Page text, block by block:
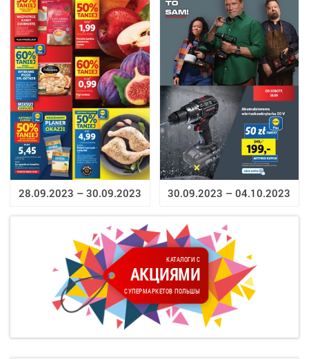
28.09.2023 – 30.09.2023 30.09.2023 – 04.10.2023
КАТАЛОГИ С
АКЦИЯМИ
СУПЕРМАРКЕТОВ ПОЛЬШЫ